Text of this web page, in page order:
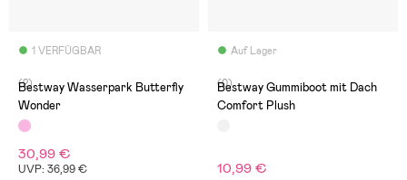
1 VERFÜGBAR
(2)
Bestway Wasserpark Butterfly
Wonder
30,99 €
UVP: 36,99 €
Auf Lager
(0)
Bestway Gummiboot mit Dach
Comfort Plush
10,99 €